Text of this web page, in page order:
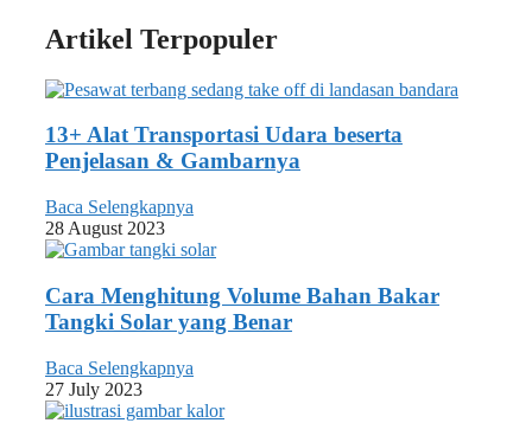
Artikel Terpopuler
13+ Alat Transportasi Udara beserta
Penjelasan & Gambarnya
Baca Selengkapnya
28 August 2023
Cara Menghitung Volume Bahan Bakar
Tangki Solar yang Benar
Baca Selengkapnya
27 July 2023